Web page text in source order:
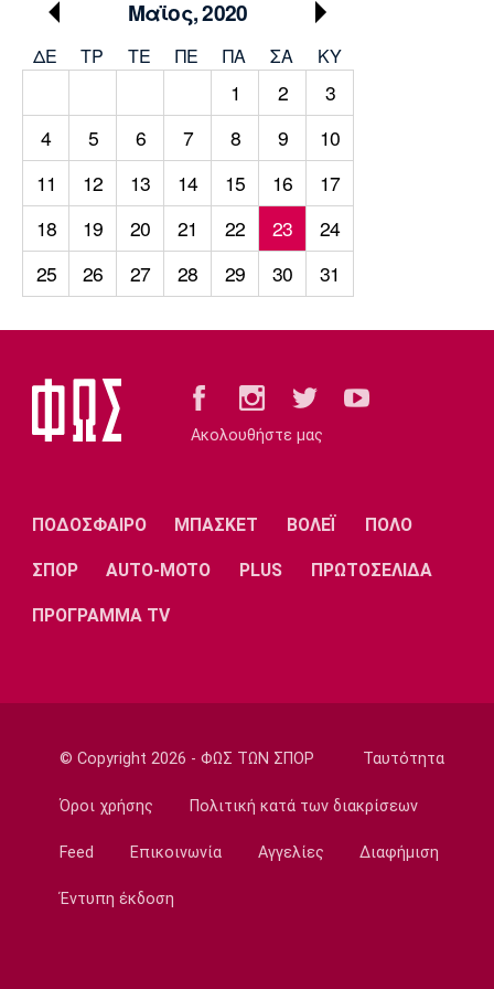
Πολιτισμός
Τραγούδια
Cine Spot
Running
Media
Παρασκήνιο
Πρόγραμμα TV
Κηφισιά Πανσερραϊκός
Γιουνάιτεντ
Σίτι
Μπορούσια
Παρί Σεν
Μαρσέιγ
Μονακό
Μαϊος, 2020
ΔΕ ΤΡ TΕ ΠΕ ΠΑ ΣΑ ΚΥ
1 2
3
4
5 6 7 8 9
10
11
12 13 14 15 16
17
18
19 20 21 22 23
24
25
26 27 28 29 30 31
Ακολουθήστε μας
ΠΟΔΟΣΦΑΙΡΟ ΜΠΑΣΚΕΤ ΒΟΛΕΪ ΠΟΛΟ
ΣΠΟΡ AUTO-MOTO PLUS ΠΡΩΤΟΣΕΛΙΔΑ
ΠΡΟΓΡΑΜΜΑ TV
© Copyright 2026 - ΦΩΣ ΤΩΝ ΣΠΟΡ Ταυτότητα
Όροι χρήσης Πολιτική κατά των διακρίσεων
Feed Επικοινωνία Αγγελίες Διαφήμιση
Έντυπη έκδοση